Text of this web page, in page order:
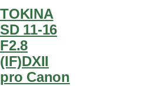
TOKINA
SD 11-16
F2.8
(IF)DXII
pro Canon